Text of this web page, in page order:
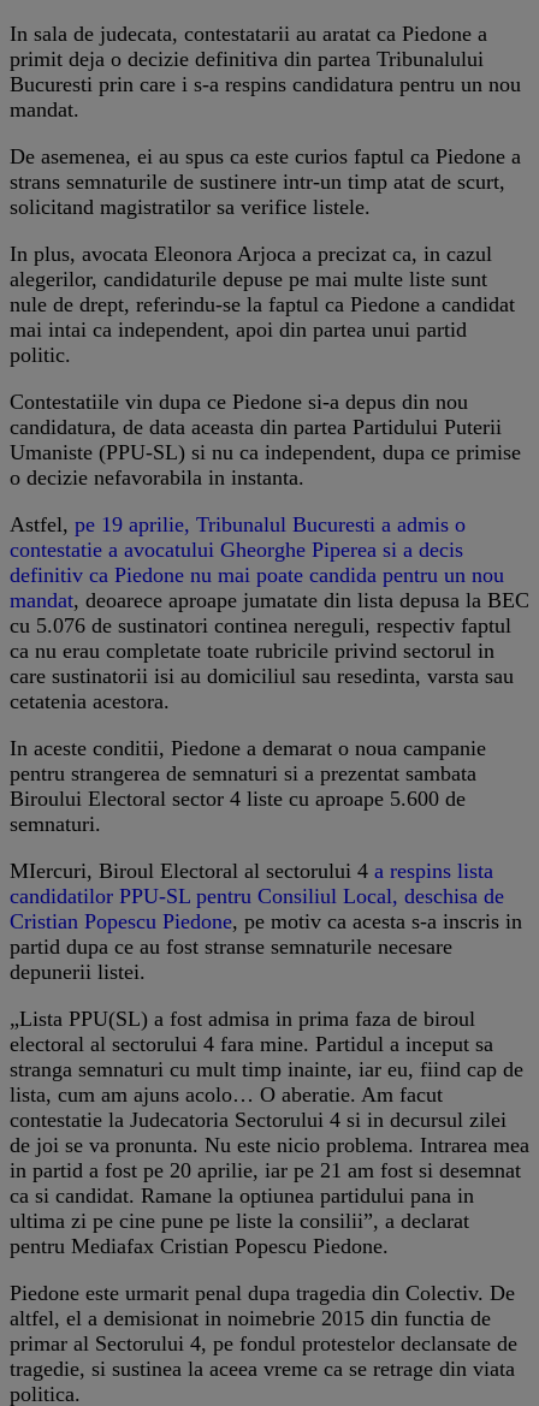
In sala de judecata, contestatarii au aratat ca Piedone a
primit deja o decizie definitiva din partea Tribunalului
Bucuresti prin care i s-a respins candidatura pentru un nou
mandat.
De asemenea, ei au spus ca este curios faptul ca Piedone a
strans semnaturile de sustinere intr-un timp atat de scurt,
solicitand magistratilor sa verifice listele.
In plus, avocata Eleonora Arjoca a precizat ca, in cazul
alegerilor, candidaturile depuse pe mai multe liste sunt
nule de drept, referindu-se la faptul ca Piedone a candidat
mai intai ca independent, apoi din partea unui partid
politic.
Contestatiile vin dupa ce Piedone si-a depus din nou
candidatura, de data aceasta din partea Partidului Puterii
Umaniste (PPU-SL) si nu ca independent, dupa ce primise
o decizie nefavorabila in instanta.
Astfel, pe 19 aprilie, Tribunalul Bucuresti a admis o
contestatie a avocatului Gheorghe Piperea si a decis
definitiv ca Piedone nu mai poate candida pentru un nou
mandat, deoarece aproape jumatate din lista depusa la BEC
cu 5.076 de sustinatori continea nereguli, respectiv faptul
ca nu erau completate toate rubricile privind sectorul in
care sustinatorii isi au domiciliul sau resedinta, varsta sau
cetatenia acestora.
In aceste conditii, Piedone a demarat o noua campanie
pentru strangerea de semnaturi si a prezentat sambata
Biroului Electoral sector 4 liste cu aproape 5.600 de
semnaturi.
MIercuri, Biroul Electoral al sectorului 4 a respins lista
candidatilor PPU-SL pentru Consiliul Local, deschisa de
Cristian Popescu Piedone, pe motiv ca acesta s-a inscris in
partid dupa ce au fost stranse semnaturile necesare
depunerii listei.
„Lista PPU(SL) a fost admisa in prima faza de biroul
electoral al sectorului 4 fara mine. Partidul a inceput sa
stranga semnaturi cu mult timp inainte, iar eu, fiind cap de
lista, cum am ajuns acolo… O aberatie. Am facut
contestatie la Judecatoria Sectorului 4 si in decursul zilei
de joi se va pronunta. Nu este nicio problema. Intrarea mea
in partid a fost pe 20 aprilie, iar pe 21 am fost si desemnat
ca si candidat. Ramane la optiunea partidului pana in
ultima zi pe cine pune pe liste la consilii”, a declarat
pentru Mediafax Cristian Popescu Piedone.
Piedone este urmarit penal dupa tragedia din Colectiv. De
altfel, el a demisionat in noimebrie 2015 din functia de
primar al Sectorului 4, pe fondul protestelor declansate de
tragedie, si sustinea la aceea vreme ca se retrage din viata
politica.